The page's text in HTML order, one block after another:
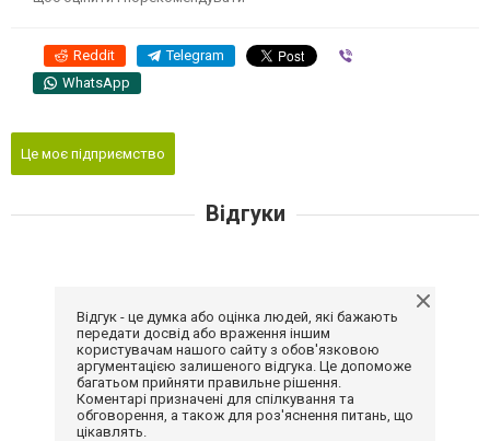
Reddit Telegram
WhatsApp
Це моє підприємство
Відгуки
Відгук - це думка або оцінка людей, які бажають
передати досвід або враження іншим
користувачам нашого сайту з обов'язковою
аргументацією залишеного відгука. Це допоможе
багатьом прийняти правильне рішення.
Коментарі призначені для спілкування та
обговорення, а також для роз'яснення питань, що
цікавлять.